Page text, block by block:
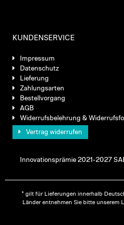
KUNDENSERVICE
Impressum
Datenschutz
Lieferung
Zahlungsarten
Bestellvorgang
AGB
Widerrufsbelehrung &
Vertrag widerrufen
Innovationsprämie 2021-2027
* gilt für Lieferungen innerhalb
Länder entnehmen Sie bitte unserem